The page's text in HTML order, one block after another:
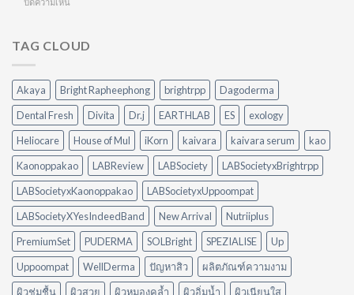
สดชื่น
ครัว
5
คราบ
น้ำมัน
แบบ
ไม่
ต้อง
ออกแรง
ขัด
Spray
Diffuser
ต่าง
กัน
อย่างไร?
ใช้
อะไร
ดี
ให้
เหมาะ
กับ
บ้าน
ของ
คุณ
TAG CLOUD
Akaya Bright Rapheephong brightrpp
Dagoderma
Dental Fresh
Divita Dr.j EARTHLAB ES
exology
Heliocare
House of Mul iKorn kaivara kaivara serum
kao
Kaonoppakao
LABReview LABSociety
LABSocietyxBrightrpp
LABSocietyxKaonoppakao
LABSocietyxUppoompat
LABSocietyXYesIndeedBand
New Arrival
Nutriiplus
PremiumSet
PUDERMA SOLBright SPEZIALISE
Up
Uppoompat
WellDerma ปัญหาสิว
ผลิตภัณฑ์ความงาม
ผิวชุ่มชื้น
ผิวสวย ผิวหมองคล้ำ ผิวอิ่มน้ำ
ผิวเนียนใส